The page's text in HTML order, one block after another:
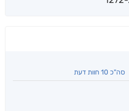
סה"כ 10 חוות דעת